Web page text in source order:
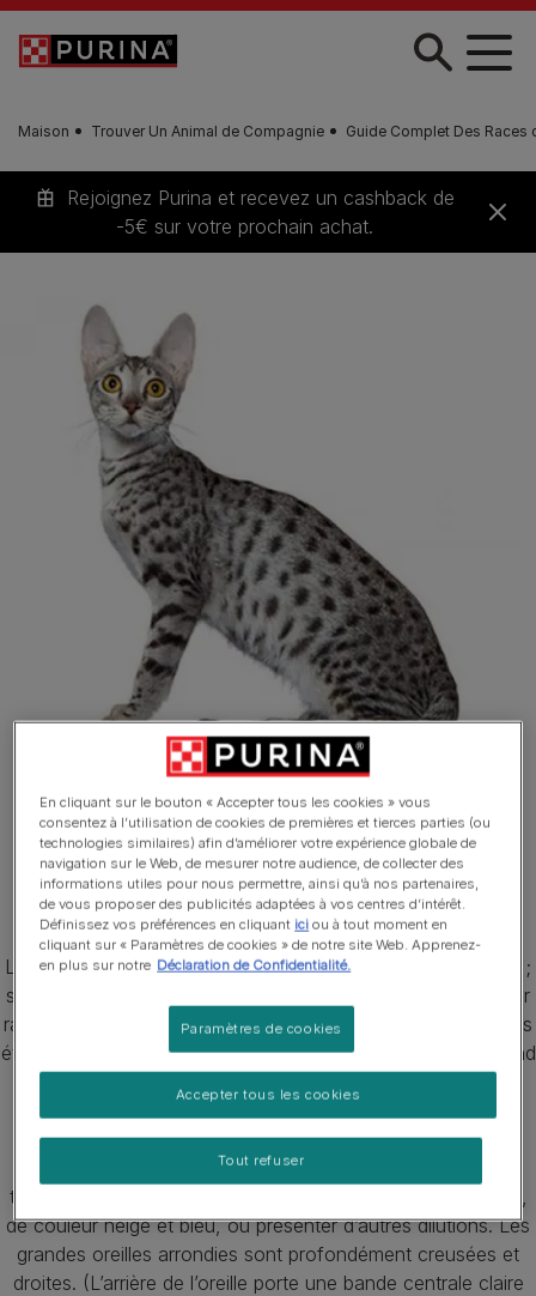
Skip to main content
Maison Trouver Un Animal de Compagnie Guide Complet Des Races
Rejoignez Purina et recevez un cashback de
-5€ sur votre prochain achat.
Savannah
Le Savannah est un grand chat mince, aux membres longs ;
sa taille réelle peut dépendre de la proximité de sa lignée par
rapport aux premiers croisements : les premières générations
étaient les plus grandes. Le mâle est généralement plus grand
que la femelle. À cause de la génétique encore variable du
Savannah, la taille peut varier même au sein d’une même
portée. L’apparence générale du Savannah dépend aussi
beaucoup de sa lignée. Ces chats sont habituellement
tachetés mais la robe peut aussi être classique ou marbrée,
de couleur neige et bleu, ou présenter d’autres dilutions. Les
grandes oreilles arrondies sont profondément creusées et
droites. (L’arrière de l’oreille porte une bande centrale claire
1 sur 3
En cliquant sur le bouton « Accepter tous les cookies » vous
consentez à l’utilisation de cookies de premières et tierces parties (ou
technologies similaires) afin d’améliorer votre expérience globale de
navigation sur le Web, de mesurer notre audience, de collecter des
informations utiles pour nous permettre, ainsi qu’à nos partenaires,
de vous proposer des publicités adaptées à vos centres d’intérêt.
Définissez vos préférences en cliquant ici ou à tout moment en
cliquant sur « Paramètres de cookies » de notre site Web. Apprenez-
en plus sur notre Déclaration de Confidentialité.
Paramètres de cookies
Tout refuser
Accepter tous les cookies